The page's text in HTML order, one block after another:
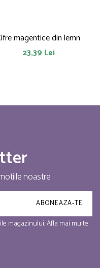
magentice din lemn
23,39 Lei
noastre
magazinului. Afla mai multe